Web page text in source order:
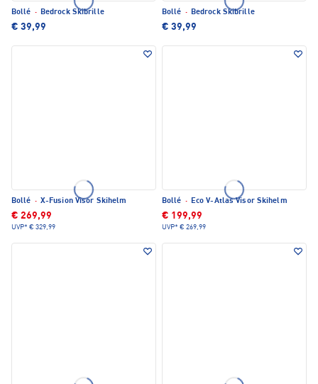
Bollé · Bedrock Skibrille
€ 39,99
Bollé · Bedrock Skibrille
€ 39,99
Bollé · X-Fusion Visor Skihelm
€ 269,99
UVP* € 329,99
Bollé · Eco V-Atlas Visor Skihelm
€ 199,99
UVP* € 269,99